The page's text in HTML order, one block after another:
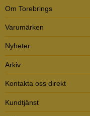
Om Torebrings
Varumärken
Nyheter
Arkiv
Kontakta oss direkt
Kundtjänst